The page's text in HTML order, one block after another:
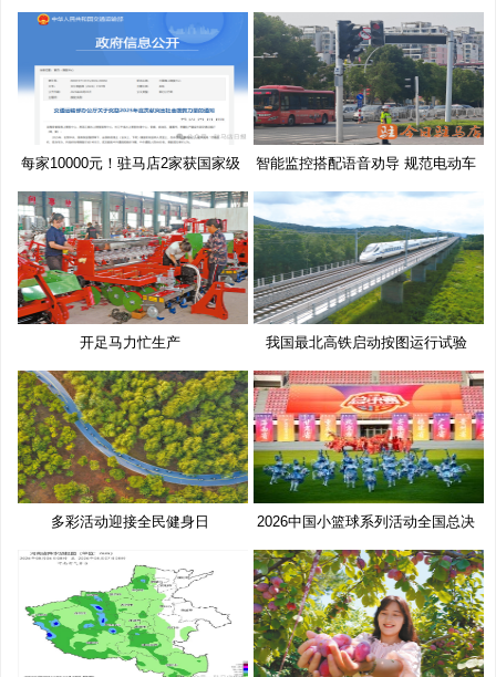
每家10000元！驻马店2家获国家级
奖
智能监控搭配语音劝导 规范电动车
开足马力忙生产 我国最北高铁启动按图运行试验
多彩活动迎接全民健身日
2026中国小篮球系列活动全国总决
赛